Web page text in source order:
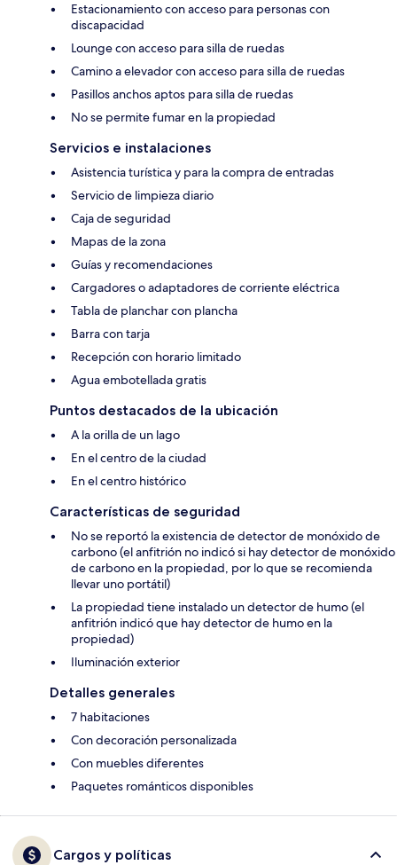
Estacionamiento con acceso para personas con
discapacidad
Lounge con acceso para silla de ruedas
Camino a elevador con acceso para silla de ruedas
Pasillos anchos aptos para silla de ruedas
No se permite fumar en la propiedad
Servicios e instalaciones
Asistencia turística y para la compra de entradas
Servicio de limpieza diario
Caja de seguridad
Mapas de la zona
Guías y recomendaciones
Cargadores o adaptadores de corriente eléctrica
Tabla de planchar con plancha
Barra con tarja
Recepción con horario limitado
Agua embotellada gratis
Puntos destacados de la ubicación
A la orilla de un lago
En el centro de la ciudad
En el centro histórico
Características de seguridad
No se reportó la existencia de detector de monóxido de
carbono (el anfitrión no indicó si hay detector de monóxido
de carbono en la propiedad, por lo que se recomienda
llevar uno portátil)
La propiedad tiene instalado un detector de humo (el
anfitrión indicó que hay detector de humo en la
propiedad)
Iluminación exterior
Detalles generales
7 habitaciones
Con decoración personalizada
Con muebles diferentes
Paquetes románticos disponibles
Cargos y políticas